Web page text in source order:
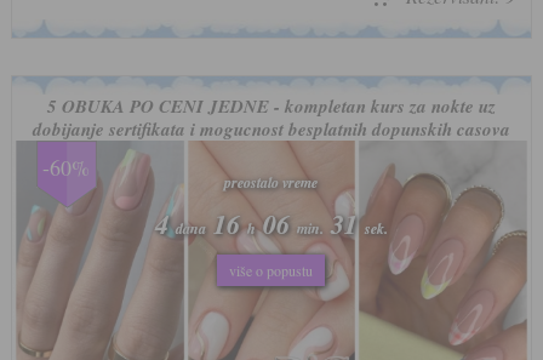
5 OBUKA PO CENI JEDNE - kompletan kurs za nokte uz
dobijanje sertifikata i mogucnost besplatnih dopunskih casova
-60%
preostalo vreme
4dana 16h 06 min. 28sek.
više o popustu
preostalo vreme
4dana 16h 06 min. 28sek.
više o popustu